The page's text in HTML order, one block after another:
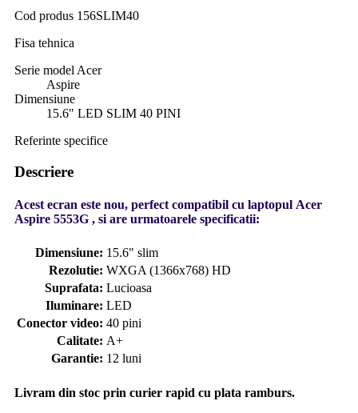
Cod produs 156SLIM40
Fisa tehnica
Serie model Acer
Aspire
Dimensiune
15.6" LED SLIM 40 PINI
Referinte specifice
Descriere
Acest ecran este nou, perfect compatibil cu laptopul Acer
Aspire 5553G , si are urmatoarele specificatii:
Dimensiune: 15.6" slim
Rezolutie: WXGA (1366x768) HD
Suprafata: Lucioasa
Iluminare: LED
Conector video: 40 pini
Calitate: A+
Garantie: 12 luni
Livram din stoc prin curier rapid cu plata ramburs.